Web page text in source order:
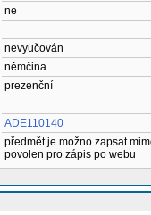
ne
nevyučován
němčina
prezenční
ADE110140
předmět je možno zapsat
povolen pro zápis po webu